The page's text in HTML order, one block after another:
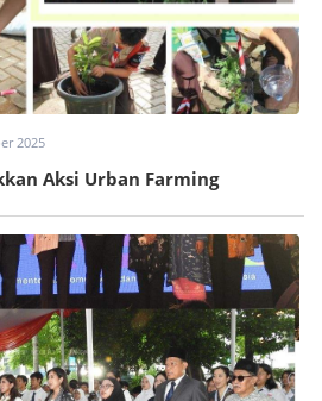
2025
Aksi Urban Farming